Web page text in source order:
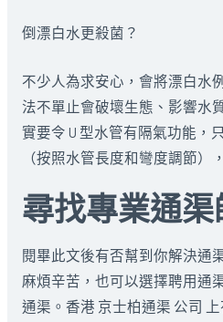
倒漂白水更殺菌？
不少人為求安心，會將漂白水
法不單止會破壞生態、影響水
實要令 U 型水管有隔氣功能，
（按照水管長度和彎度調節）
尋找專業通渠
閱畢此文後有否幫到你解決通
麻煩辛苦，也可以選擇聘用通
通渠。香港 京士柏通渠 公司